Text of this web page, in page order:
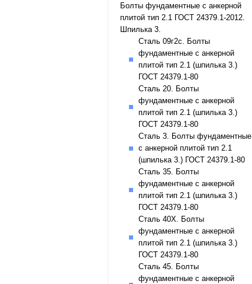
Болты фундаментные с анкерной
плитой тип 2.1 ГОСТ 24379.1-2012.
Шпилька 3.
Сталь 09г2с. Болты
фундаментные с анкерной
плитой тип 2.1 (шпилька 3.)
ГОСТ 24379.1-80
Сталь 20. Болты
фундаментные с анкерной
плитой тип 2.1 (шпилька 3.)
ГОСТ 24379.1-80
Сталь 3. Болты фундаментные
с анкерной плитой тип 2.1
(шпилька 3.) ГОСТ 24379.1-80
Сталь 35. Болты
фундаментные с анкерной
плитой тип 2.1 (шпилька 3.)
ГОСТ 24379.1-80
Сталь 40Х. Болты
фундаментные с анкерной
плитой тип 2.1 (шпилька 3.)
ГОСТ 24379.1-80
Сталь 45. Болты
фундаментные с анкерной